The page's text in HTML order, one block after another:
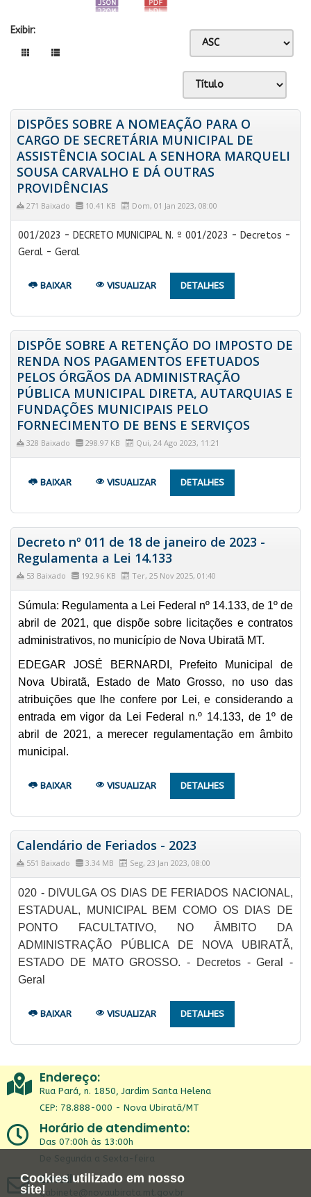
Cookies utilizado em nosso
site!
Exibir:
DISPÕES SOBRE A NOMEAÇÃO PARA O
CARGO DE SECRETÁRIA MUNICIPAL DE
ASSISTÊNCIA SOCIAL A SENHORA MARQUELI
SOUSA CARVALHO E DÁ OUTRAS
PROVIDÊNCIAS
271 Baixado 10.41 KB Dom, 01 Jan 2023, 08:00
001/2023 - DECRETO MUNICIPAL N. º 001/2023 - Decretos -
Geral - Geral
BAIXAR VISUALIZAR DETALHES
DISPÕE SOBRE A RETENÇÃO DO IMPOSTO DE
RENDA NOS PAGAMENTOS EFETUADOS
PELOS ÓRGÃOS DA ADMINISTRAÇÃO
PÚBLICA MUNICIPAL DIRETA, AUTARQUIAS E
FUNDAÇÕES MUNICIPAIS PELO
FORNECIMENTO DE BENS E SERVIÇOS
328 Baixado 298.97 KB Qui, 24 Ago 2023, 11:21
BAIXAR VISUALIZAR DETALHES
Decreto nº 011 de 18 de janeiro de 2023 -
Regulamenta a Lei 14.133
53 Baixado 192.96 KB Ter, 25 Nov 2025, 01:40
Súmula: Regulamenta a Lei Federal nº 14.133, de 1º de
abril de 2021, que dispõe sobre licitações e contratos
administrativos, no município de Nova Ubiratã MT.
EDEGAR JOSÉ BERNARDI, Prefeito Municipal de
Nova Ubiratã, Estado de Mato Grosso, no uso das
atribuições que lhe confere por Lei, e considerando a
entrada em vigor da Lei Federal n.º 14.133, de 1º de
abril de 2021, a merecer regulamentação em âmbito
municipal.
BAIXAR VISUALIZAR DETALHES
Calendário de Feriados - 2023
551 Baixado 3.34 MB Seg, 23 Jan 2023, 08:00
020 - DIVULGA OS DIAS DE FERIADOS NACIONAL,
ESTADUAL, MUNICIPAL BEM COMO OS DIAS DE
PONTO FACULTATIVO, NO ÂMBITO DA
ADMINISTRAÇÃO PÚBLICA DE NOVA UBIRATÃ,
ESTADO DE MATO GROSSO. - Decretos - Geral -
Geral
BAIXAR VISUALIZAR DETALHES
Endereço:
Rua Pará, n. 1850, Jardim Santa Helena
CEP: 78.888-000 - Nova Ubiratã/MT
Horário de atendimento:
Das 07:00h às 13:00h
De Segunda a Sexta-feira
Email:
gabinete@novaubirata.mt.gov.br